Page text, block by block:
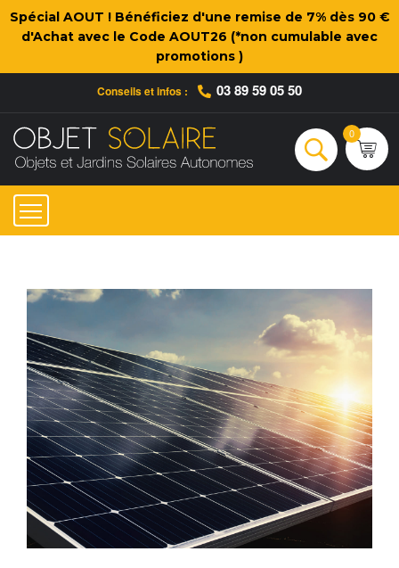
Spécial AOUT ! Bénéficiez d'une remise de 7% dès 90 €
d'Achat avec le Code AOUT26 (*non cumulable avec
promotions )
Conseils et infos : 03 89 59 05 50
Rechercher
0